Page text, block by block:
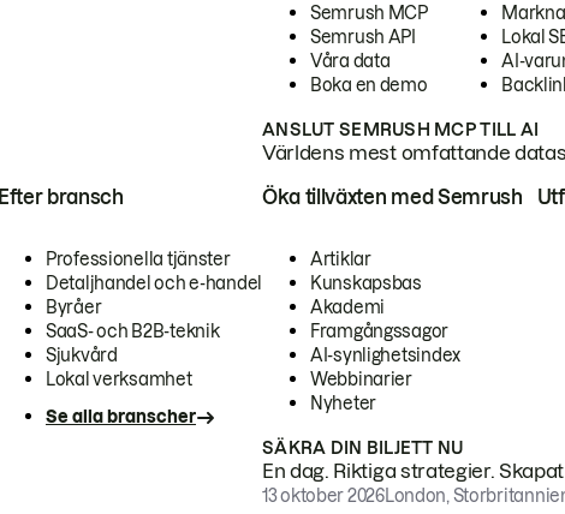
Semrush MCP
Semrush API
Våra data
Boka en demo
Lokal
AI-
ANSLUT SEMRUSH MCP TILL AI
Världens mest omfattande
Efter bransch
Professionella tjänster
Detaljhandel och e-handel
Byråer
SaaS- och B2B-teknik
Sjukvård
Lokal verksamhet
Se alla branscher
Öka tillväxten med Semrush
Artiklar
Kunskapsbas
Akademi
Framgångssagor
AI-synlighetsindex
Webbinarier
Nyheter
SÄKRA DIN BILJETT NU
En dag. Riktiga strategier.
13 oktober 2026London,